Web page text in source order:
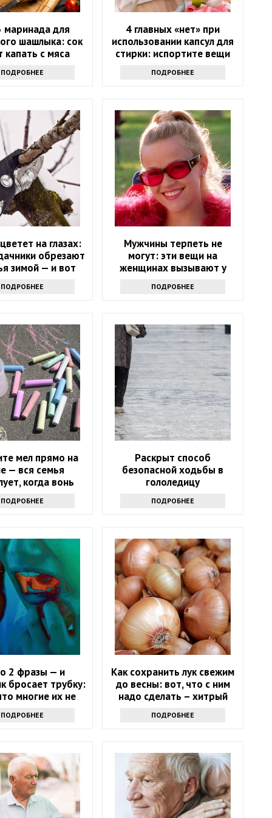
маринада для
шашлыка: сок
капать с мяса
ПОДРОБНЕЕ
4 главных «нет» при
использовании капсул для
стирки: испортите вещи
ПОДРОБНЕЕ
на глазах:
обрезают
зимой — и вот
ПОДРОБНЕЕ
Мужчины терпеть не
могут: эти вещи на
женщинах вызывают у
ПОДРОБНЕЕ
мел прямо на
— вся семья
когда вонь
ПОДРОБНЕЕ
Раскрыт способ
безопасной ходьбы в
гололедицу
ПОДРОБНЕЕ
2 фразы — и
бросает трубку:
многие их не
ПОДРОБНЕЕ
Как сохранить лук свежим
до весны: вот, что с ним
надо сделать – хитрый
ПОДРОБНЕЕ